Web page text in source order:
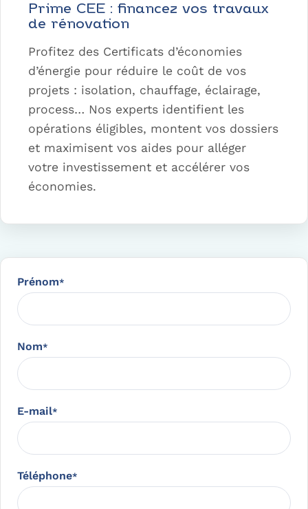
Prime CEE : financez vos travaux
de rénovation
Profitez des Certificats d’économies
d’énergie pour réduire le coût de vos
projets : isolation, chauffage, éclairage,
process… Nos experts identifient les
opérations éligibles, montent vos dossiers
et maximisent vos aides pour alléger
votre investissement et accélérer vos
économies.
Prénom*
Nom*
E-mail*
Téléphone*